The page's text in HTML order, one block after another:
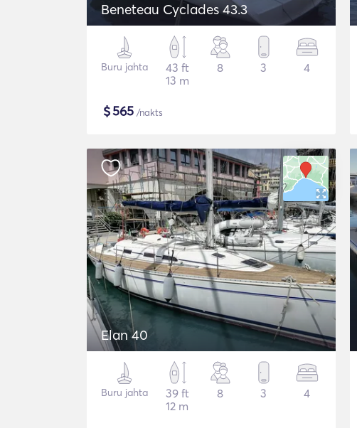
Beneteau Cyclades 43.3
Buru jahta
43 ft
13 m
8 3 4
$565 /nakts
Elan 40
Buru jahta
39 ft
12 m
8 3 4